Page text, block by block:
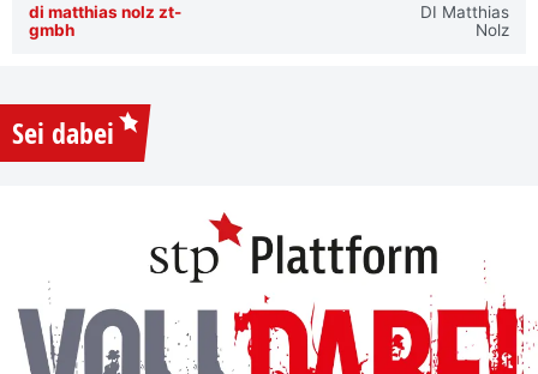
di matthias nolz zt-
gmbh
DI Matthias
Nolz
Sei dabei